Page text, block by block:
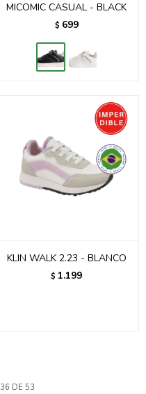
MICOMIC CASUAL - BLACK
$ 699
KLIN WALK 2.23 - BLANCO
$ 1.199
36 DE 53